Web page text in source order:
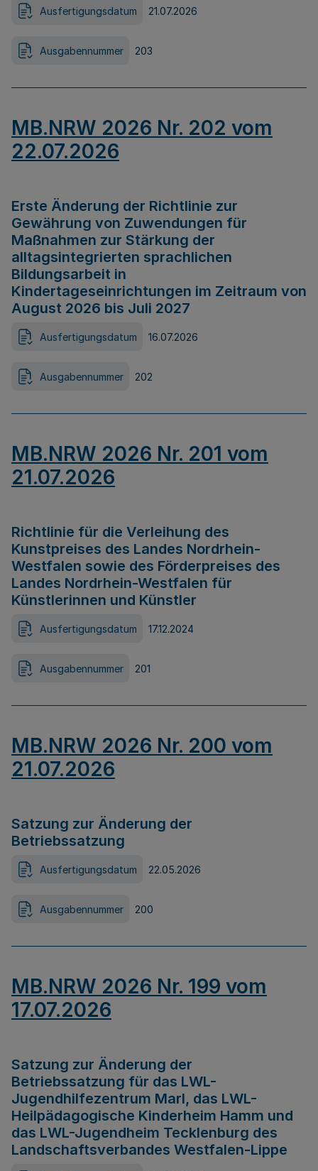
Ausfertigungsdatum 21.07.2026
Ausgabennummer 203
MB.NRW 2026 Nr. 202 vom
22.07.2026
Erste Änderung der Richtlinie zur
Gewährung von Zuwendungen für
Maßnahmen zur Stärkung der
alltagsintegrierten sprachlichen
Bildungsarbeit in
Kindertageseinrichtungen im Zeitraum von
August 2026 bis Juli 2027
Ausfertigungsdatum 16.07.2026
Ausgabennummer 202
MB.NRW 2026 Nr. 201 vom
21.07.2026
Richtlinie für die Verleihung des
Kunstpreises des Landes Nordrhein-
Westfalen sowie des Förderpreises des
Landes Nordrhein-Westfalen für
Künstlerinnen und Künstler
Ausfertigungsdatum 17.12.2024
Ausgabennummer 201
MB.NRW 2026 Nr. 200 vom
21.07.2026
Satzung zur Änderung der
Betriebssatzung
Ausfertigungsdatum 22.05.2026
Ausgabennummer 200
MB.NRW 2026 Nr. 199 vom
17.07.2026
Satzung zur Änderung der
Betriebssatzung für das LWL-
Jugendhilfezentrum Marl, das LWL-
Heilpädagogische Kinderheim Hamm und
das LWL-Jugendheim Tecklenburg des
Landschaftsverbandes Westfalen-Lippe